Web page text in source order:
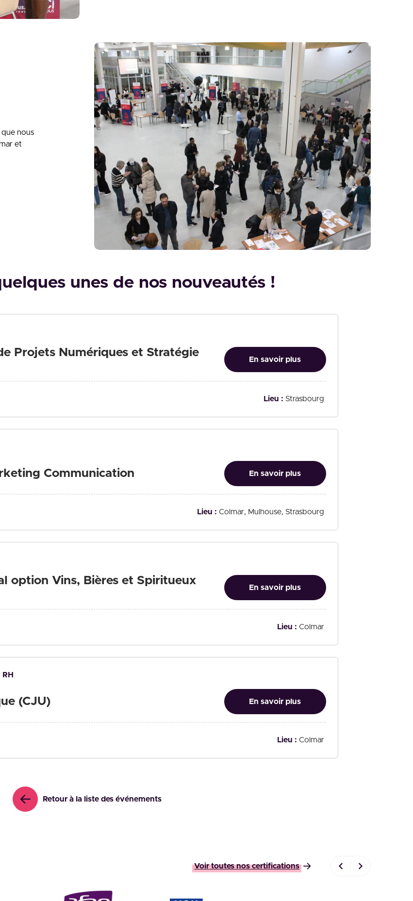
que nous
et
unes de nos nouveautés !
Projets Numériques et Stratégie
En savoir plus
Lieu : Strasbourg
Communication En savoir plus
Lieu : Colmar Mulhouse Strasbourg
option Vins, Bières et Spiritueux
En savoir plus
Lieu : Colmar
(CJU) En savoir plus
Lieu : Colmar
Retour à la liste des événements
Voir toutes nos certifications